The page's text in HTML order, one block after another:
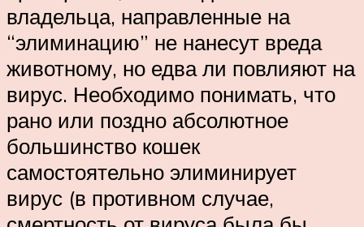
владельца, направленные на
“элиминацию” не нанесут вреда
животному, но едва ли повлияют на
вирус. Необходимо понимать, что
рано или поздно абсолютное
большинство кошек
самостоятельно элиминирует
вирус (в противном случае,